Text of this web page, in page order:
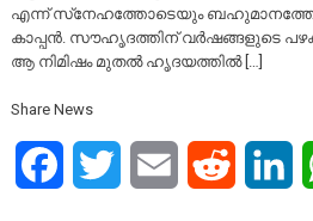
എന്ന് സ്‌നേഹത്തോടെയും
കാപ്പന്‍. സൗഹൃദത്തിന് വര്‍ഷങ്ങളുടെ
ആ നിമിഷം മുതല്‍ ഹൃദയത്തില്‍ […]
Share News
FacebookTwitter Email Reddit